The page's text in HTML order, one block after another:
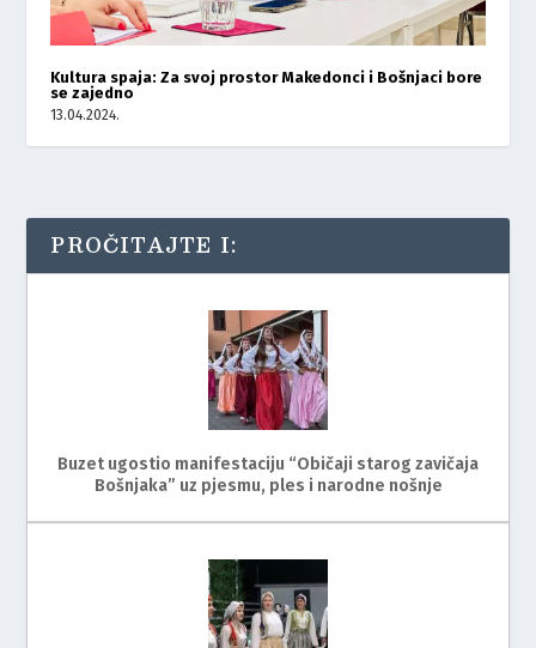
Kultura spaja: Za svoj prostor Makedonci i Bošnjaci bore
se zajedno
13.04.2024.
PROČITAJTE I:
Buzet ugostio manifestaciju “Običaji starog zavičaja
Bošnjaka” uz pjesmu, ples i narodne nošnje